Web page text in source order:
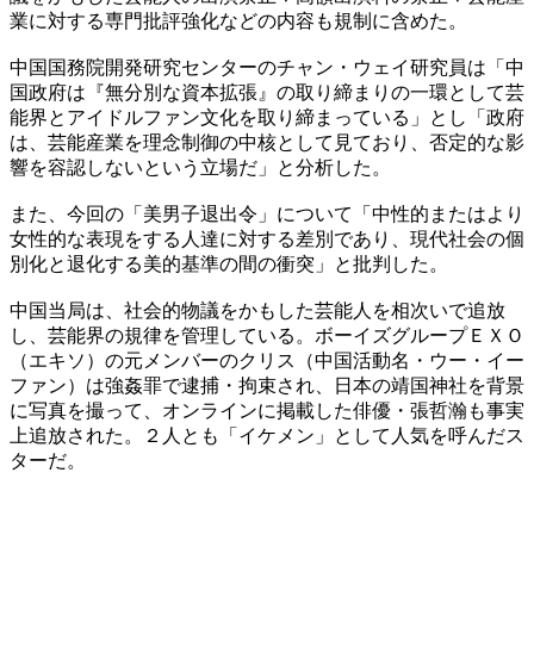
業に対する専門批評強化などの内容も規制に含めた。
中国国務院開発研究センターのチャン・ウェイ研究員は「中
国政府は『無分別な資本拡張』の取り締まりの一環として芸
能界とアイドルファン文化を取り締まっている」とし「政府
は、芸能産業を理念制御の中核として見ており、否定的な影
響を容認しないという立場だ」と分析した。
また、今回の「美男子退出令」について「中性的またはより
女性的な表現をする人達に対する差別であり、現代社会の個
別化と退化する美的基準の間の衝突」と批判した。
中国当局は、社会的物議をかもした芸能人を相次いで追放
し、芸能界の規律を管理している。ボーイズグループＥＸＯ
（エキソ）の元メンバーのクリス（中国活動名・ウー・イー
ファン）は強姦罪で逮捕・拘束され、日本の靖国神社を背景
に写真を撮って、オンラインに掲載した俳優・張哲瀚も事実
上追放された。２人とも「イケメン」として人気を呼んだス
ターだ。